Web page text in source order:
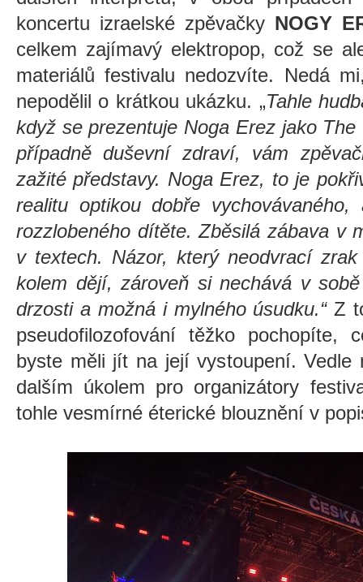
koncertu izraelské zpěvačky NOGY
celkem zajímavý elektropop, což se
materiálů festivalu nedozvíte. Nedá
nepodělil o krátkou ukázku. „Tahle
když se prezentuje Noga Erez jako
případně duševní zdraví, vám
zažité představy. Noga Erez, to je
realitu optikou dobře
rozzlobeného dítěte. Zběsilá zábava v
v textech. Názor, který neodvrací
kolem dějí, zároveň si nechává v
drzosti a možná i mylného úsudku.“Z
pseudofilozofování těžko pochopíte,
byste měli jít na její vystoupení. Vedle
dalším úkolem pro organizátory
tohle vesmírné éterické blouznění v